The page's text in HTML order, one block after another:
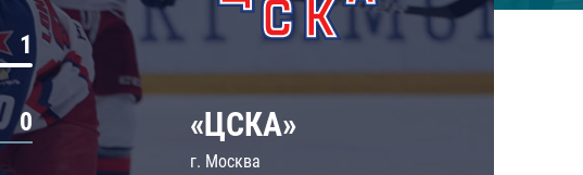
1
0 «ЦСКА»
г. Москва